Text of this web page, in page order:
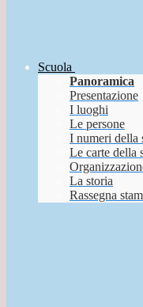
Scuola
Panoramica
Presentazione
I luoghi
Le persone
I numeri della
Le carte della
La storia
Rassegna